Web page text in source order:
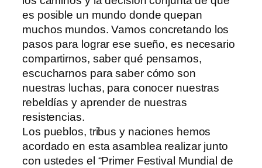
es posible un mundo donde quepan
muchos mundos. Vamos concretando los
pasos para lograr ese sueño, es necesario
compartirnos, saber qué pensamos,
escucharnos para saber cómo son
nuestras luchas, para conocer nuestras
rebeldías y aprender de nuestras
resistencias.
Los pueblos, tribus y naciones hemos
acordado en esta asamblea realizar junto
con ustedes el “Primer Festival Mundial de